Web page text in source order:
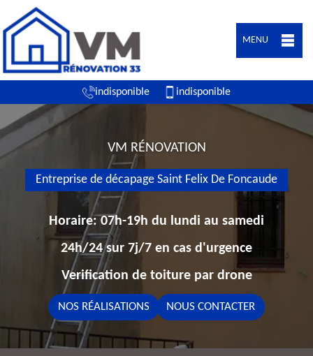
MENU
indisponible indisponible
VM RÉNOVATION
Entreprise de décapage Saint Felix De Foncaude
Horaire: 07h-19h du lundi au samedi
24h/24 sur 7j/7 en cas d'urgence
Verification de toiture par drone
NOS RÉALISATIONS NOUS CONTACTER